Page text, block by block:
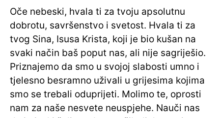
Oče nebeski, hvala ti za tvoju apsolutnu
dobrotu, savršenstvo i svetost. Hvala ti za
tvog Sina, Isusa Krista, koji je bio kušan na
svaki način baš poput nas, ali nije sagriješio.
Priznajemo da smo u svojoj slabosti umno i
tjelesno besramno uživali u grijesima kojima
smo se trebali oduprijeti. Molimo te, oprosti
nam za naše nesvete neuspjehe. Nauči nas